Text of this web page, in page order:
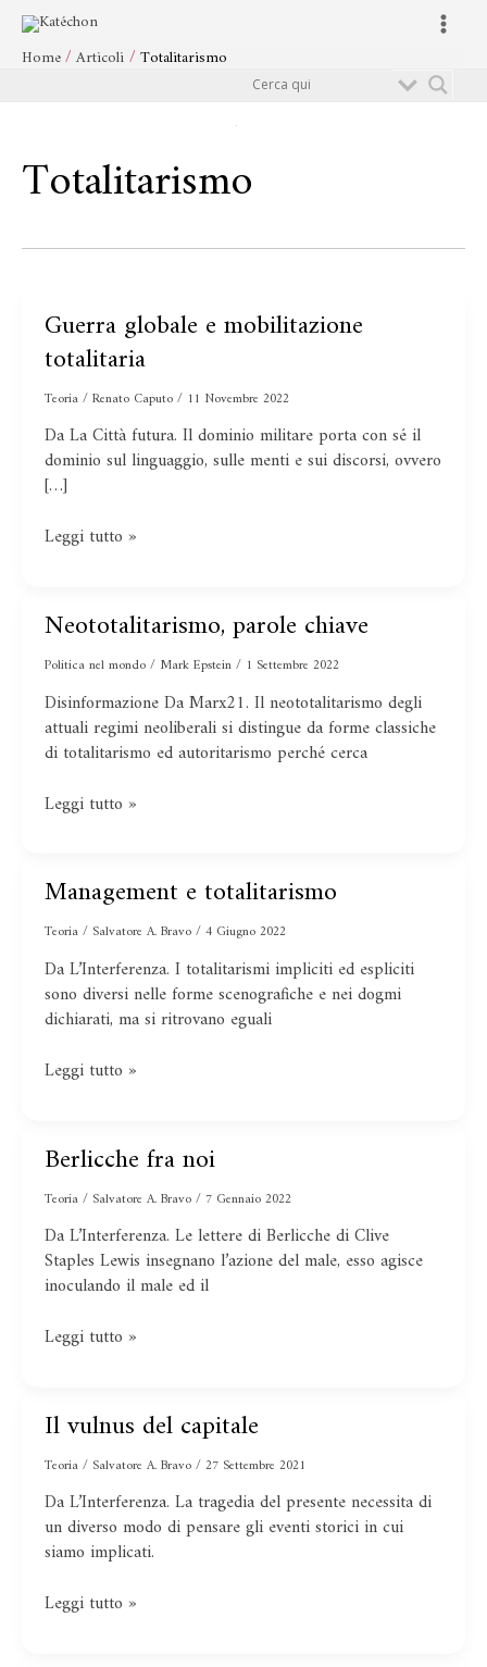
contenuto
Main
Home Articoli Totalitarismo
Totalitarismo
Guerra globale e mobilitazione
totalitaria
Teoria/Renato Caputo/ 11 Novembre 2022
Da La Città futura. Il dominio militare porta con sé il
dominio sul linguaggio, sulle menti e sui discorsi, ovvero
[…]
Guerra
globale
e
mobilitazione
totalitaria
Leggi tutto »
Neototalitarismo, parole chiave
Politica nel mondo/ Mark Epstein/ 1 Settembre 2022
Disinformazione Da Marx21. Il neototalitarismo degli
attuali regimi neoliberali si distingue da forme classiche
di totalitarismo ed autoritarismo perché cerca
Neototalitarismo,
chiave
Leggi tutto »
Management e totalitarismo
Teoria/ Salvatore A. Bravo/4 Giugno 2022
Da L’Interferenza. I totalitarismi impliciti ed espliciti
sono diversi nelle forme scenografiche e nei dogmi
dichiarati, ma si ritrovano eguali
Management
totalitarismo
Leggi tutto »
Berlicche fra noi
Teoria/ Salvatore A. Bravo/ 7 Gennaio 2022
Da L’Interferenza. Le lettere di Berlicche di Clive
Staples Lewis insegnano l’azione del male, esso agisce
inoculando il male ed il
Berlicche
noi
Leggi tutto »
Il vulnus del capitale
Teoria/ Salvatore A. Bravo/27 Settembre 2021
Da L’Interferenza. La tragedia del presente necessita di
un diverso modo di pensare gli eventi storici in cui
siamo implicati.
Il
del
capitale
Leggi tutto »